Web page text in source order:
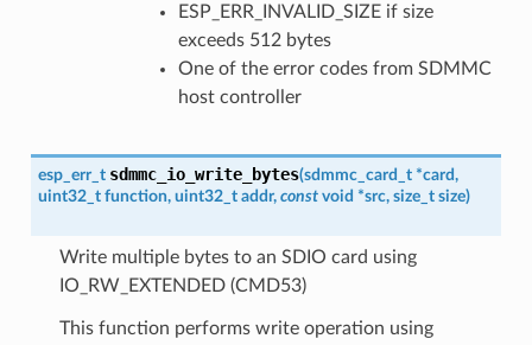
ESP_ERR_INVALID_SIZE if size
exceeds 512 bytes
One of the error codes from SDMMC
host controller
esp_err_t sdmmc_io_write_bytes(sdmmc_card_t *card,
uint32_t function, uint32_t addr, const void *src, size_t size)
Write multiple bytes to an SDIO card using
IO_RW_EXTENDED (CMD53)
This function performs write operation using